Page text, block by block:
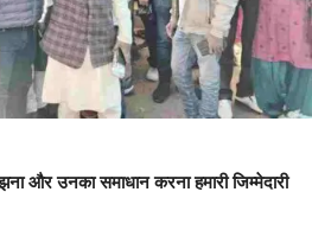
और उनका समाधान करना हमारी जिम्मेदारी